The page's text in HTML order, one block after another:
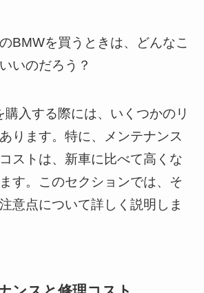
BMWを買うときは、どんなこ
いのだろう？
入する際には、いくつかのリ
ります。特に、メンテナンス
ストは、新車に比べて高くな
す。このセクションでは、そ
意点について詳しく説明しま